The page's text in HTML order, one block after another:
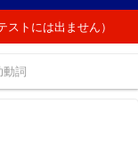
トには出ません）
動詞